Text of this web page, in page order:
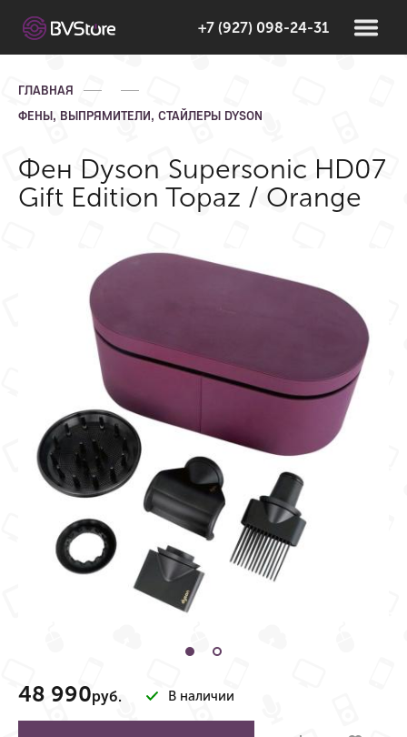
+7 (927) 098-24-31
ГЛАВНАЯ
ФЕНЫ, ВЫПРЯМИТЕЛИ, СТАЙЛЕРЫ DYSON
Фен Dyson Supersonic HD07
Gift Edition Topaz / Orange
48 990руб. В наличии